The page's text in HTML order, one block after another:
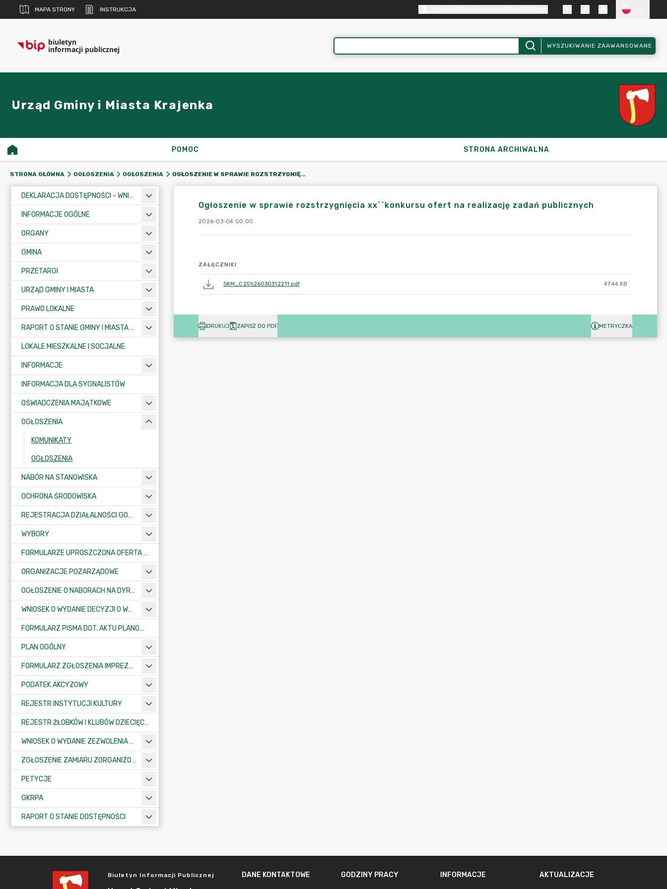
MAPA STRONY INSTRUKCJA
biuletyn
informacji publicznej WYSZUKIWANIE ZAAWANSOWANE
Urząd Gminy i Miasta Krajenka
POMOC STRONA ARCHIWALNA
STRONA GŁÓWNA OGŁOSZENIA OGŁOSZENIA OGŁOSZENIE W SPRAWIE ROZSTRZYGNIĘCIA XX``KONKURSU OFERT NA REALIZACJĘ ZADAŃ PUBLICZNYCH
DEKLARACJA DOSTĘPNOŚCI - WNIOSEK
INFORMACJE OGÓLNE
ORGANY
GMINA
PRZETARGI
URZĄD GMINY I MIASTA
PRAWO LOKALNE
RAPORT O STANIE GMINY I MIASTA KRAJENKA
LOKALE MIESZKALNE I SOCJALNE
INFORMACJE
INFORMACJA DLA SYGNALISTÓW
OŚWIADCZENIA MAJĄTKOWE
OGŁOSZENIA
KOMUNIKATY
OGŁOSZENIA
NABÓR NA STANOWISKA
OCHRONA ŚRODOWISKA
REJESTRACJA DZIAŁALNOŚCI GOSPODARCZEJ
WYBORY
FORMULARZE UPROSZCZONA OFERTA WYKONANIA ZADANIA PUBLICZNEGO
ORGANIZACJE POZARZĄDOWE
OGŁOSZENIE O NABORACH NA DYREKTORÓW PLACÓWEK OŚWIATOWYCH
WNIOSEK O WYDANIE DECYZJI O WARUNKACH ZABUDOWY/O USTALENIE INWESTYCJI CELU PUBLICZNEGO
FORMULARZ PISMA DOT. AKTU PLANOWANIA PRZESTRZENNEGO
PLAN OGÓLNY
FORMULARZ ZGŁOSZENIA IMPREZY SPORTOWO-REKREACYJNEJ, ARTYSTYCZNEJ LUB ROZRYWKOWEJ
PODATEK AKCYZOWY
REJESTR INSTYTUCJI KULTURY
REJESTR ŻŁOBKÓW I KLUBÓW DZIECIĘCYCH
WNIOSEK O WYDANIE ZEZWOLENIA NA ZAJĘCIE PASA DROGOWEGO
ZGŁOSZENIE ZAMIARU ZORGANIZOWANIA ZGROMADZENIA
PETYCJE
GKRPA
RAPORT O STANIE DOSTĘPNOŚCI
Ogłoszenie w sprawie rozstrzygnięcia xx``konkursu ofert na realizację zadań publicznych
2026-03-04 00:00
ZAŁĄCZNIKI
SKM_C251i26030312211.pdf 47.44 KB
DRUKUJ ZAPISZ DO PDF METRYCZKA
Biuletyn Informacji Publicznej DANE KONTAKTOWE GODZINY PRACY INFORMACJE AKTUALIZACJE